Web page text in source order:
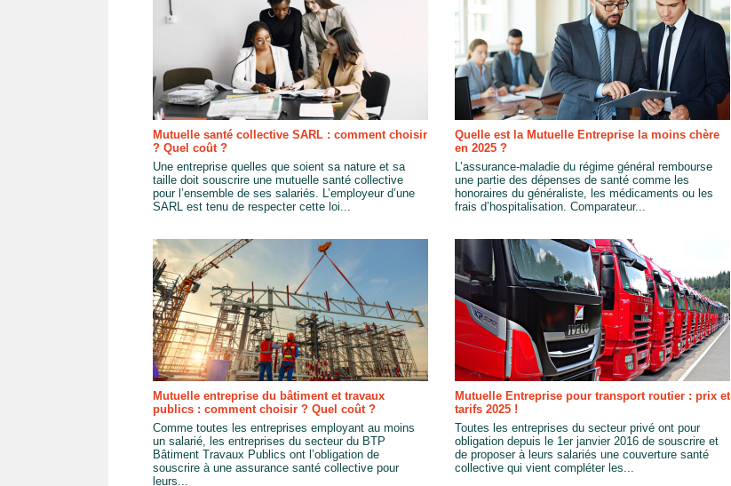
Mutuelle santé collective SARL : comment choisir
? Quel coût ?
Une entreprise quelles que soient sa nature et sa
taille doit souscrire une mutuelle santé collective
pour l’ensemble de ses salariés. L’employeur d’une
SARL est tenu de respecter cette loi...
Quelle est la Mutuelle Entreprise la moins chère
en 2025 ?
L’assurance-maladie du régime général rembourse
une partie des dépenses de santé comme les
honoraires du généraliste, les médicaments ou les
frais d’hospitalisation. Comparateur...
Mutuelle entreprise du bâtiment et travaux
publics : comment choisir ? Quel coût ?
Comme toutes les entreprises employant au moins
un salarié, les entreprises du secteur du BTP
Bâtiment Travaux Publics ont l’obligation de
souscrire à une assurance santé collective pour
leurs...
Mutuelle Entreprise pour transport routier : prix et
tarifs 2025 !
Toutes les entreprises du secteur privé ont pour
obligation depuis le 1er janvier 2016 de souscrire et
de proposer à leurs salariés une couverture santé
collective qui vient compléter les...